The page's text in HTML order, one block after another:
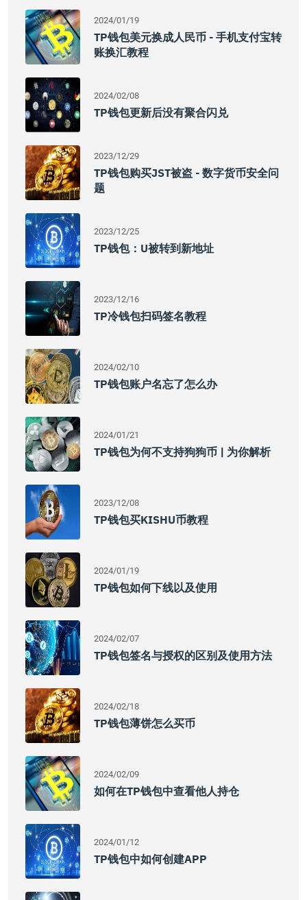
2024/01/19
TP钱包美元换成人民币 - 手机支付宝转
账换汇教程
2024/02/08
TP钱包更新后没有聚合闪兑
2023/12/29
TP钱包购买JST被盗 - 数字货币安全问
题
2023/12/25
TP钱包：U被转到新地址
2023/12/16
TP冷钱包扫码签名教程
2024/02/10
TP钱包账户名忘了怎么办
2024/01/21
TP钱包为何不支持狗狗币 | 为你解析
2023/12/08
TP钱包买KISHU币教程
2024/01/19
TP钱包如何下线以及使用
2024/02/07
TP钱包签名与授权的区别及使用方法
2024/02/18
TP钱包薄饼怎么买币
2024/02/09
如何在TP钱包中查看他人持仓
2024/01/12
TP钱包中如何创建APP